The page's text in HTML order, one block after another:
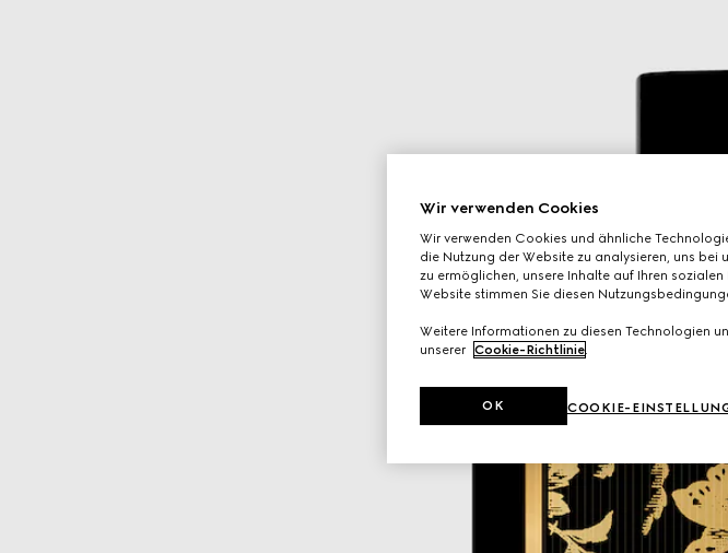
Wir verwenden Cookies
Wir verwenden Cookies und ähnliche
die Nutzung der Website zu analysieren, uns bei
zu ermöglichen, unsere Inhalte auf Ihren
Website stimmen Sie diesen
Weitere Informationen zu diesen Technologien
unserer Cookie-Richtlinie.
COOKIE-
OK